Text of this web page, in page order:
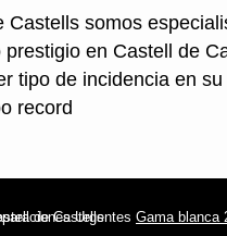
Castells somos
en Castell de
tipo de incidencia en su
record
de CastellsUrgentes Gama blanca